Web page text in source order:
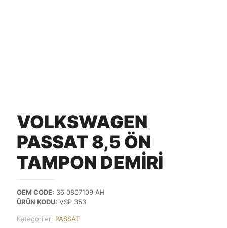
VOLKSWAGEN
PASSAT 8,5 ÖN
TAMPON DEMİRİ
OEM CODE: 36 0807109 AH
ÜRÜN KODU: VSP 353
Kategoriler: PASSAT